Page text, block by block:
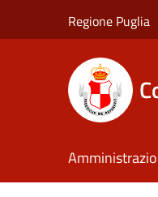
Regione Puglia